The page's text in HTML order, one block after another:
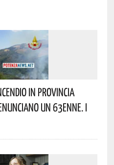
In Provincia
Un 63enne. I